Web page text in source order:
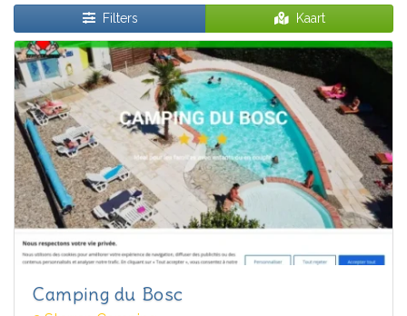
Filters Kaart
Camping du Bosc